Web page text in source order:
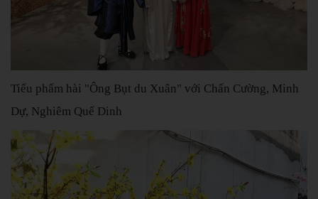
Tiểu phẩm hài "Ông Bụt du Xuân" với Chấn Cường, Minh
Dự, Nghiêm Quế Dinh